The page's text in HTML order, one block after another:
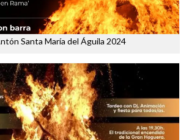
Santa María del Águila 2024